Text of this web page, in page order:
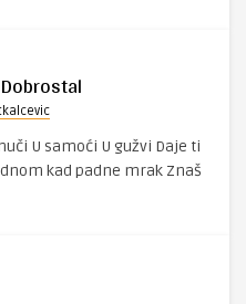
U samoći U gužvi Daje ti
kad padne mrak Znaš